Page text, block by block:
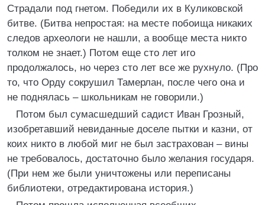
Страдали под гнетом. Победили их в Куликовской
битве. (Битва непростая: на месте побоища никаких
следов археологи не нашли, а вообще места никто
толком не знает.) Потом еще сто лет иго
продолжалось, но через сто лет все же рухнуло. (Про
то, что Орду сокрушил Тамерлан, после чего она и
не поднялась – школьникам не говорили.)
Потом был сумасшедший садист Иван Грозный,
изобретавший невиданные доселе пытки и казни, от
коих никто в любой миг не был застрахован – вины
не требовалось, достаточно было желания государя.
(При нем же были уничтожены или переписаны
библиотеки, отредактирована история.)